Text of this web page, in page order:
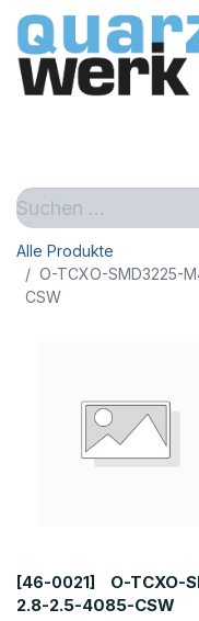
Alle Produkte
O-TCXO-SMD3225-
CSW
[46-0021]
O-TCXO-
2.8-2.5-4085-CSW